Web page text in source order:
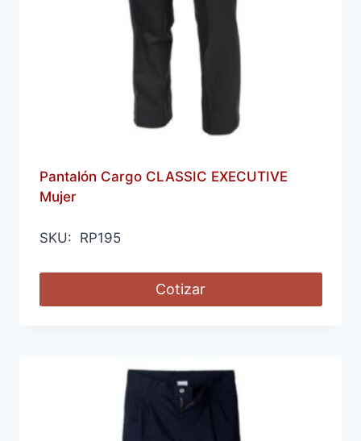
Pantalón Cargo CLASSIC EXECUTIVE
Mujer
SKU: RP195
Cotizar